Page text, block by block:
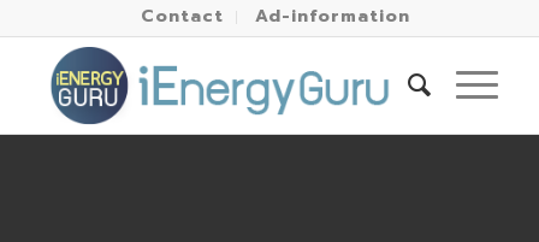
Contact Ad-information